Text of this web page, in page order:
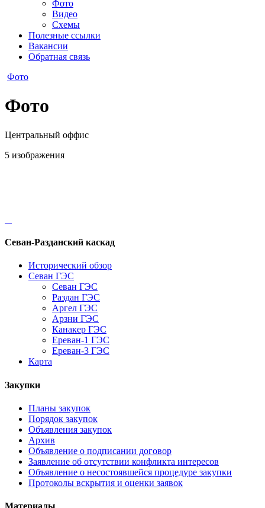
Фото
Видео
Схемы
Полезные ссылки
Вакансии
Обратная связь
Фото
Фото
Центральный оффис
5 изображения
Севан-Разданский каскад
Исторический обзор
Севан ГЭС
Севан ГЭС
Раздан ГЭС
Аргел ГЭС
Арзни ГЭС
Канакер ГЭС
Ереван-1 ГЭС
Ереван-3 ГЭС
Карта
Закупки
Планы закупок
Порядок закупок
Объявления закупок
Архив
Объявление о подписании договор
Заявление об отсутствии конфликта интересов
Объявление о несостоявшейся процедуре закупки
Протоколы вскрытия и оценки заявок